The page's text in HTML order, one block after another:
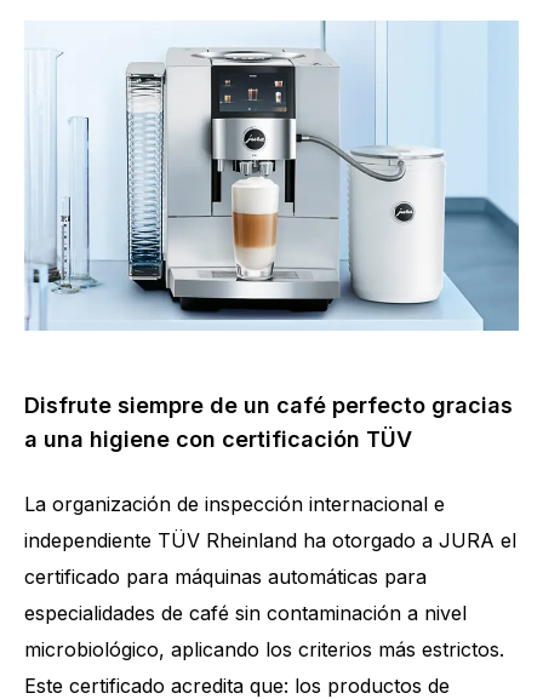
Disfrute siempre de un café perfecto gracias
a una higiene con certificación TÜV
La organización de inspección internacional e
independiente TÜV Rheinland ha otorgado a JURA el
certificado para máquinas automáticas para
especialidades de café sin contaminación a nivel
microbiológico, aplicando los criterios más estrictos.
Este certificado acredita que: los productos de